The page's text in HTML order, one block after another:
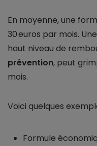
En moyenne, une
30 euros par mois.
haut niveau de
prévention, peut
mois.
Voici quelques
Formule